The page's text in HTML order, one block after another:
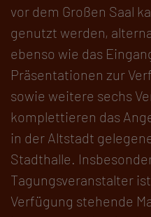
vor dem Großen Saal
genutzt werden,
ebenso wie das
Präsentationen zur
sowie weitere sechs
komplettieren das
in der Altstadt
Stadthalle.
Tagungsveranstalter
Verfügung stehende